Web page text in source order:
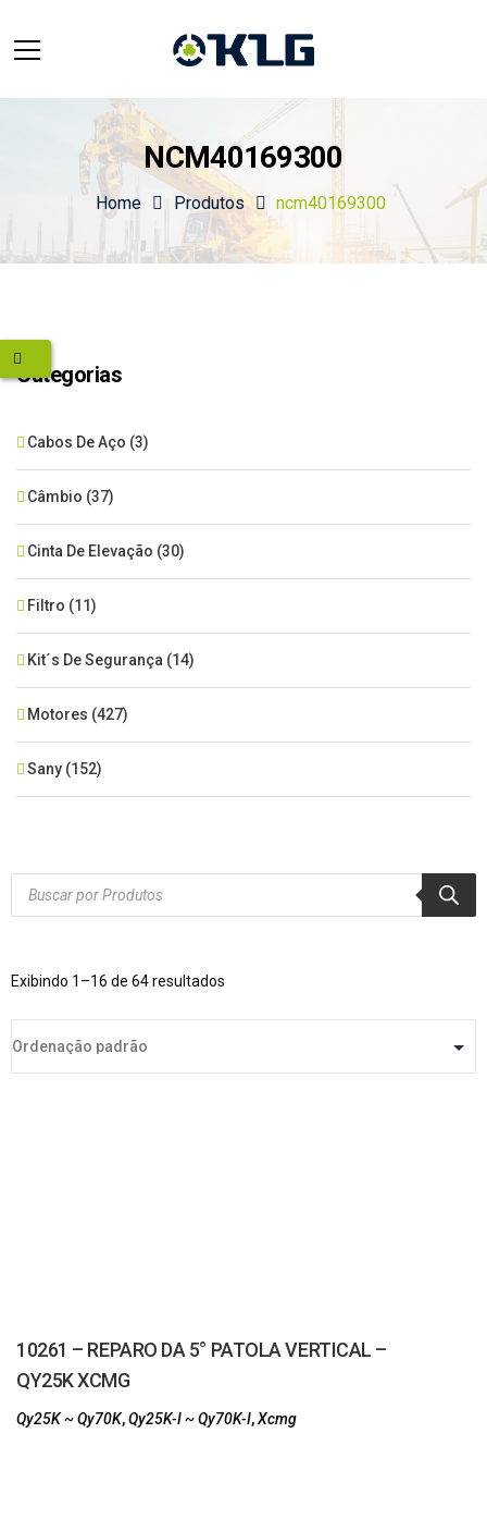
NCM40169300
Home Produtos ncm40169300
Categorias
Cabos De Aço (3)
Câmbio (37)
Cinta De Elevação (30)
Filtro (11)
Kit´s De Segurança (14)
Motores (427)
Sany (152)
Xcmg(425)
Products
search
Exibindo 1–16 de 64 resultados
10261 – REPARO DA 5° PATOLA VERTICAL –
QY25K XCMG
Qy25K ~ Qy70K,Qy25K-I ~ Qy70K-I,Xcmg